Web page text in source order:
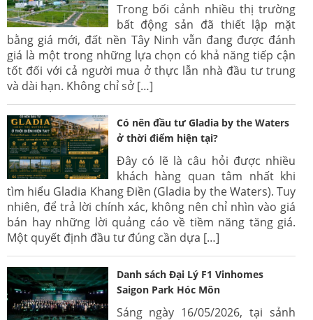
Trong bối cảnh nhiều thị trường
bất động sản đã thiết lập mặt
bằng giá mới, đất nền Tây Ninh vẫn đang được đánh
giá là một trong những lựa chọn có khả năng tiếp cận
tốt đối với cả người mua ở thực lẫn nhà đầu tư trung
và dài hạn. Không chỉ sở […]
Có nên đầu tư Gladia by the Waters
ở thời điểm hiện tại?
Đây có lẽ là câu hỏi được nhiều
khách hàng quan tâm nhất khi
tìm hiểu Gladia Khang Điền (Gladia by the Waters). Tuy
nhiên, để trả lời chính xác, không nên chỉ nhìn vào giá
bán hay những lời quảng cáo về tiềm năng tăng giá.
Một quyết định đầu tư đúng cần dựa […]
Danh sách Đại Lý F1 Vinhomes
Saigon Park Hóc Môn
Sáng ngày 16/05/2026, tại sảnh